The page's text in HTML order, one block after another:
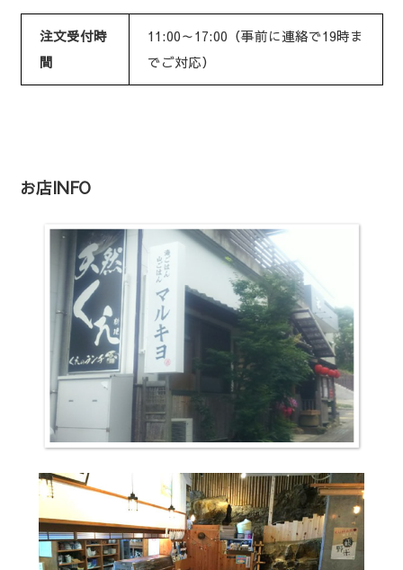
注文受付時
間
11:00～17:00（事前に連絡で19時ま
でご対応）
お店INFO